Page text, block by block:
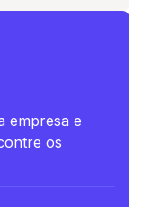
empresa e
os